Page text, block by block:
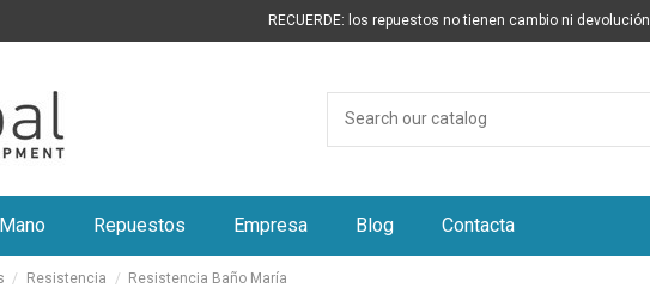
RECUERDE: los repuestos no tienen cambio ni devolución
Repuestos Empresa Blog Contacta
Resistencia Resistencia Baño María